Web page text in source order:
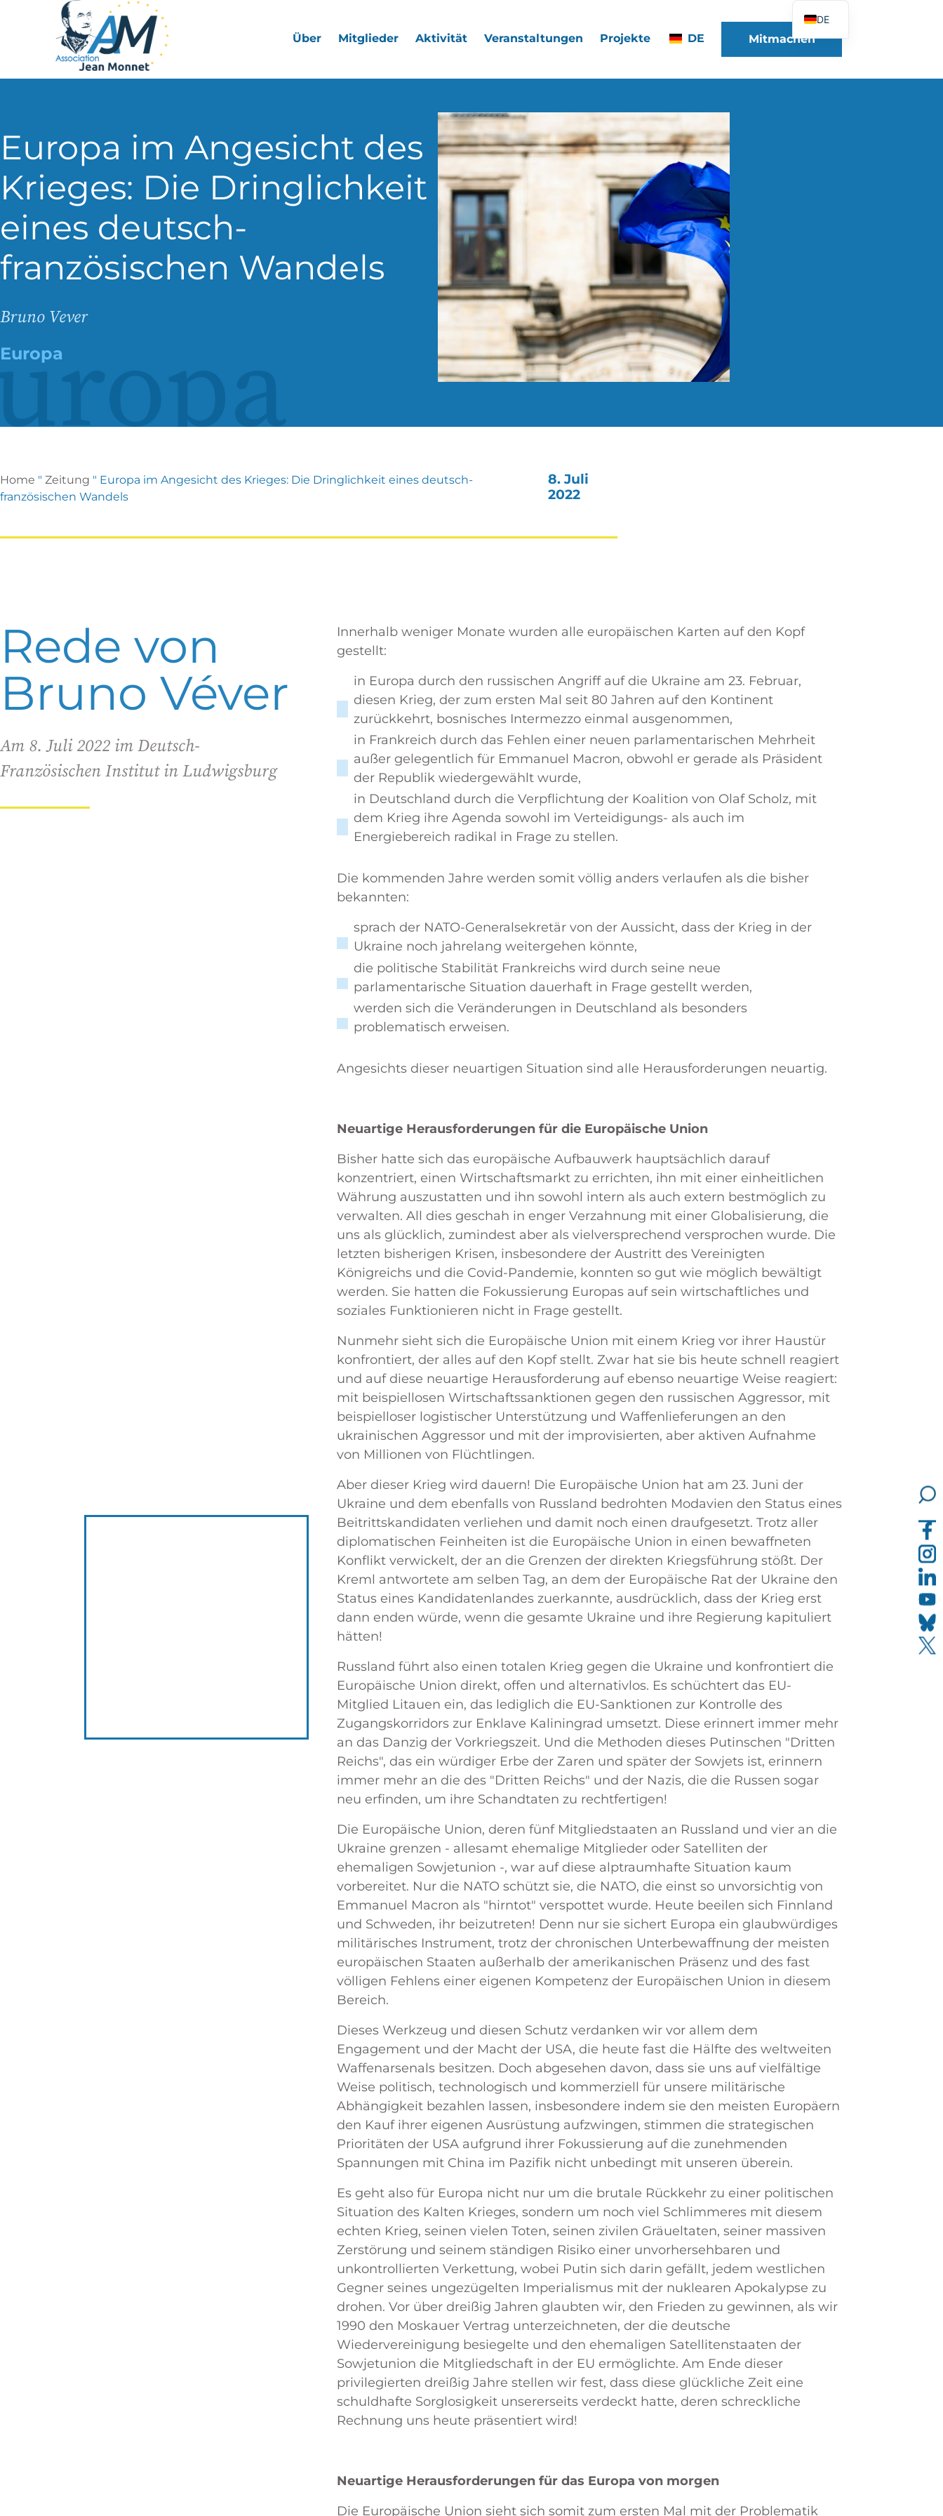
Über Mitglieder Aktivität Veranstaltungen Projekte DE Mitmachen
Europa im Angesicht des
Krieges: Die Dringlichkeit
eines deutsch-
französischen Wandels
Bruno Vever
Europa
Home " Zeitung " Europa im Angesicht des Krieges: Die Dringlichkeit eines deutsch-
französischen Wandels
8. Juli
2022
Rede von
Bruno Véver
Am 8. Juli 2022 im Deutsch-
Französischen Institut in Ludwigsburg
Innerhalb weniger Monate wurden alle europäischen Karten auf den Kopf
gestellt:
in Europa durch den russischen Angriff auf die Ukraine am 23. Februar,
diesen Krieg, der zum ersten Mal seit 80 Jahren auf den Kontinent
zurückkehrt, bosnisches Intermezzo einmal ausgenommen,
in Frankreich durch das Fehlen einer neuen parlamentarischen Mehrheit
außer gelegentlich für Emmanuel Macron, obwohl er gerade als Präsident
der Republik wiedergewählt wurde,
in Deutschland durch die Verpflichtung der Koalition von Olaf Scholz, mit
dem Krieg ihre Agenda sowohl im Verteidigungs- als auch im
Energiebereich radikal in Frage zu stellen.
Die kommenden Jahre werden somit völlig anders verlaufen als die bisher
bekannten:
sprach der NATO-Generalsekretär von der Aussicht, dass der Krieg in der
Ukraine noch jahrelang weitergehen könnte,
die politische Stabilität Frankreichs wird durch seine neue
parlamentarische Situation dauerhaft in Frage gestellt werden,
werden sich die Veränderungen in Deutschland als besonders
problematisch erweisen.
Angesichts dieser neuartigen Situation sind alle Herausforderungen neuartig.
Neuartige Herausforderungen für die Europäische Union
Bisher hatte sich das europäische Aufbauwerk hauptsächlich darauf
konzentriert, einen Wirtschaftsmarkt zu errichten, ihn mit einer einheitlichen
Währung auszustatten und ihn sowohl intern als auch extern bestmöglich zu
verwalten. All dies geschah in enger Verzahnung mit einer Globalisierung, die
uns als glücklich, zumindest aber als vielversprechend versprochen wurde. Die
letzten bisherigen Krisen, insbesondere der Austritt des Vereinigten
Königreichs und die Covid-Pandemie, konnten so gut wie möglich bewältigt
werden. Sie hatten die Fokussierung Europas auf sein wirtschaftliches und
soziales Funktionieren nicht in Frage gestellt.
Nunmehr sieht sich die Europäische Union mit einem Krieg vor ihrer Haustür
konfrontiert, der alles auf den Kopf stellt. Zwar hat sie bis heute schnell reagiert
und auf diese neuartige Herausforderung auf ebenso neuartige Weise reagiert:
mit beispiellosen Wirtschaftssanktionen gegen den russischen Aggressor, mit
beispielloser logistischer Unterstützung und Waffenlieferungen an den
ukrainischen Aggressor und mit der improvisierten, aber aktiven Aufnahme
von Millionen von Flüchtlingen.
Aber dieser Krieg wird dauern! Die Europäische Union hat am 23. Juni der
Ukraine und dem ebenfalls von Russland bedrohten Modavien den Status eines
Beitrittskandidaten verliehen und damit noch einen draufgesetzt. Trotz aller
diplomatischen Feinheiten ist die Europäische Union in einen bewaffneten
Konflikt verwickelt, der an die Grenzen der direkten Kriegsführung stößt. Der
Kreml antwortete am selben Tag, an dem der Europäische Rat der Ukraine den
Status eines Kandidatenlandes zuerkannte, ausdrücklich, dass der Krieg erst
dann enden würde, wenn die gesamte Ukraine und ihre Regierung kapituliert
hätten!
Russland führt also einen totalen Krieg gegen die Ukraine und konfrontiert die
Europäische Union direkt, offen und alternativlos. Es schüchtert das EU-
Mitglied Litauen ein, das lediglich die EU-Sanktionen zur Kontrolle des
Zugangskorridors zur Enklave Kaliningrad umsetzt. Diese erinnert immer mehr
an das Danzig der Vorkriegszeit. Und die Methoden dieses Putinschen "Dritten
Reichs", das ein würdiger Erbe der Zaren und später der Sowjets ist, erinnern
immer mehr an die des "Dritten Reichs" und der Nazis, die die Russen sogar
neu erfinden, um ihre Schandtaten zu rechtfertigen!
Die Europäische Union, deren fünf Mitgliedstaaten an Russland und vier an die
Ukraine grenzen - allesamt ehemalige Mitglieder oder Satelliten der
ehemaligen Sowjetunion -, war auf diese alptraumhafte Situation kaum
vorbereitet. Nur die NATO schützt sie, die NATO, die einst so unvorsichtig von
Emmanuel Macron als "hirntot" verspottet wurde. Heute beeilen sich Finnland
und Schweden, ihr beizutreten! Denn nur sie sichert Europa ein glaubwürdiges
militärisches Instrument, trotz der chronischen Unterbewaffnung der meisten
europäischen Staaten außerhalb der amerikanischen Präsenz und des fast
völligen Fehlens einer eigenen Kompetenz der Europäischen Union in diesem
Bereich.
Dieses Werkzeug und diesen Schutz verdanken wir vor allem dem
Engagement und der Macht der USA, die heute fast die Hälfte des weltweiten
Waffenarsenals besitzen. Doch abgesehen davon, dass sie uns auf vielfältige
Weise politisch, technologisch und kommerziell für unsere militärische
Abhängigkeit bezahlen lassen, insbesondere indem sie den meisten Europäern
den Kauf ihrer eigenen Ausrüstung aufzwingen, stimmen die strategischen
Prioritäten der USA aufgrund ihrer Fokussierung auf die zunehmenden
Spannungen mit China im Pazifik nicht unbedingt mit unseren überein.
Es geht also für Europa nicht nur um die brutale Rückkehr zu einer politischen
Situation des Kalten Krieges, sondern um noch viel Schlimmeres mit diesem
echten Krieg, seinen vielen Toten, seinen zivilen Gräueltaten, seiner massiven
Zerstörung und seinem ständigen Risiko einer unvorhersehbaren und
unkontrollierten Verkettung, wobei Putin sich darin gefällt, jedem westlichen
Gegner seines ungezügelten Imperialismus mit der nuklearen Apokalypse zu
drohen. Vor über dreißig Jahren glaubten wir, den Frieden zu gewinnen, als wir
1990 den Moskauer Vertrag unterzeichneten, der die deutsche
Wiedervereinigung besiegelte und den ehemaligen Satellitenstaaten der
Sowjetunion die Mitgliedschaft in der EU ermöglichte. Am Ende dieser
privilegierten dreißig Jahre stellen wir fest, dass diese glückliche Zeit eine
schuldhafte Sorglosigkeit unsererseits verdeckt hatte, deren schreckliche
Rechnung uns heute präsentiert wird!
Neuartige Herausforderungen für das Europa von morgen
Die Europäische Union sieht sich somit zum ersten Mal mit der Problematik
DE
FR